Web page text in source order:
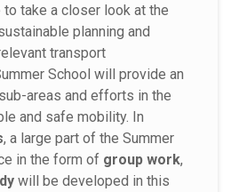
take a closer look at the
planning and
transport
School will provide an
areas and efforts in the
and safe mobility. In
, a large part of the Summer
in the form of group work,
will be developed in this